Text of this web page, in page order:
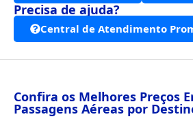
Precisa de ajuda?
Central de Atendimento
Confira os Melhores Preços
Passagens Aéreas por